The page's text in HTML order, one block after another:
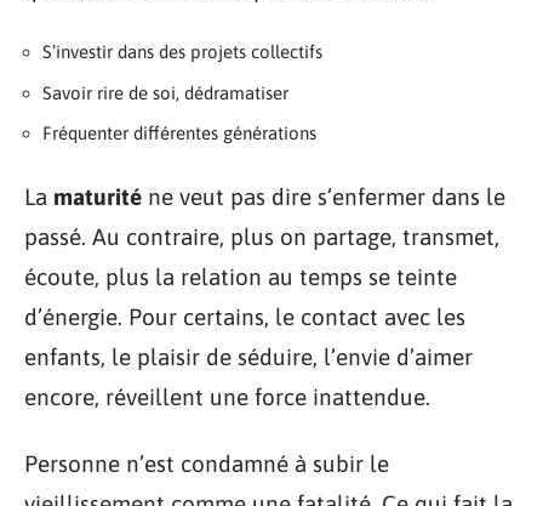
S’investir dans des projets collectifs
Savoir rire de soi, dédramatiser
Fréquenter différentes générations
La maturité ne veut pas dire s’enfermer dans le
passé. Au contraire, plus on partage, transmet,
écoute, plus la relation au temps se teinte
d’énergie. Pour certains, le contact avec les
enfants, le plaisir de séduire, l’envie d’aimer
encore, réveillent une force inattendue.
Personne n’est condamné à subir le